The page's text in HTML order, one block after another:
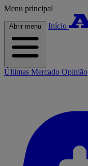
Menu principal
Abrir menu Início
Últimas Mercado Opinião